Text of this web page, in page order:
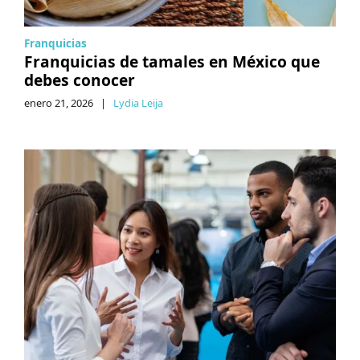
Franquicias
Franquicias de tamales en México que
debes conocer
enero 21, 2026 | Lydia Leija